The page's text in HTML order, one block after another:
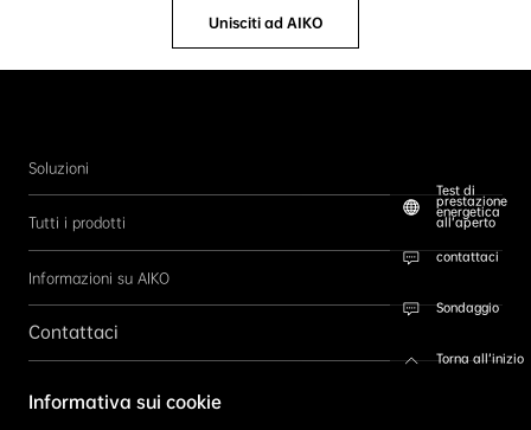
Unisciti ad AIKO
Soluzioni
Tutti i prodotti
Informazioni su AIKO
Contattaci
Informativa sui cookie
Test di
prestazione
energetica
all’aperto
contattaci
Sondaggio
Torna all’inizio